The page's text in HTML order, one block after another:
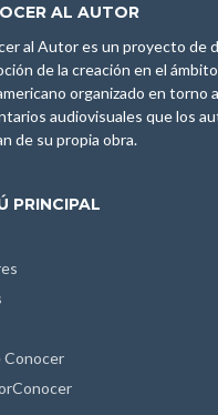
AL AUTOR
al Autor es un proyecto de
de la creación en el ámbito
organizado en torno
audiovisuales que los
de su propia obra.
PRINCIPAL
Conocer